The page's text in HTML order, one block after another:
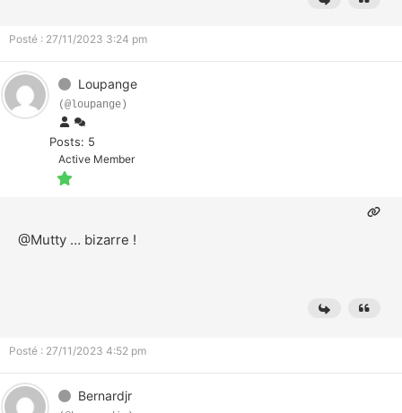
Posté : 27/11/2023 3:24 pm
Loupange
(@loupange)
Posts: 5
Active Member
@Mutty … bizarre !
Posté : 27/11/2023 4:52 pm
Bernardjr